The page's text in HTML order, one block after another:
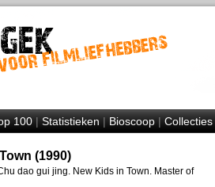
100|Statistieken|Bioscoop|Collecties
(1990)
dao gui jing. New Kids in Town. Master of